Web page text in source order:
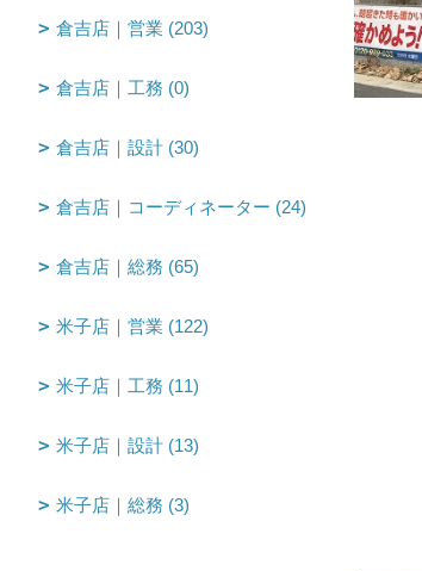
倉吉店｜営業 (203)
倉吉店｜工務 (0)
倉吉店｜設計 (30)
倉吉店｜コーディネーター (24)
倉吉店｜総務 (65)
米子店｜営業 (122)
米子店｜工務 (11)
米子店｜設計 (13)
米子店｜総務 (3)